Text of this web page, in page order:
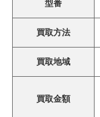
型番
買取方法
買取地域
買取金額